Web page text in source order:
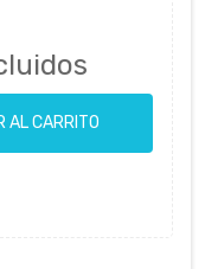
AL CARRITO